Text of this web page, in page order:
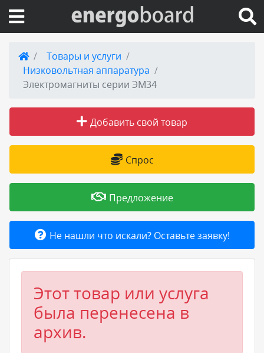
Вход на сайт
Поиск по сайту
Публикации
Справка
Товары и услуги
Добавить товар или услугу
Товары и услуги
Низковольтная аппаратура
Электромагниты серии ЭМ34
Добавить свой товар
Спрос
Предложение
Не нашли что искали? Оставьте заявку!
Этот товар или услуга
была перенесена в
архив.